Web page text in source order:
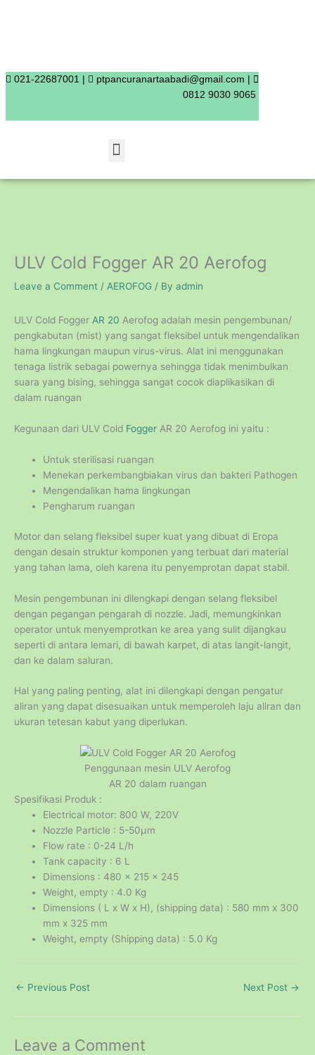
021-22687001 |
ptpancuranartaabadi@gmail.com |
0812 9030 9065
Menu
ULV Cold Fogger AR 20 Aerofog
Leave a Comment / AEROFOG / By admin
ULV Cold Fogger AR 20 Aerofog adalah mesin pengembunan/
pengkabutan (mist) yang sangat fleksibel untuk mengendalikan
hama lingkungan maupun virus-virus. Alat ini menggunakan
tenaga listrik sebagai powernya sehingga tidak menimbulkan
suara yang bising, sehingga sangat cocok diaplikasikan di
dalam ruangan
Kegunaan dari ULV Cold Fogger AR 20 Aerofog ini yaitu :
Untuk sterilisasi ruangan
Menekan perkembangbiakan virus dan bakteri Pathogen
Mengendalikan hama lingkungan
Pengharum ruangan
Motor dan selang fleksibel super kuat yang dibuat di Eropa
dengan desain struktur komponen yang terbuat dari material
yang tahan lama, oleh karena itu penyemprotan dapat stabil.
Mesin pengembunan ini dilengkapi dengan selang fleksibel
dengan pegangan pengarah di nozzle. Jadi, memungkinkan
operator untuk menyemprotkan ke area yang sulit dijangkau
seperti di antara lemari, di bawah karpet, di atas langit-langit,
dan ke dalam saluran.
Hal yang paling penting, alat ini dilengkapi dengan pengatur
aliran yang dapat disesuaikan untuk memperoleh laju aliran dan
ukuran tetesan kabut yang diperlukan.
Penggunaan mesin ULV Aerofog
AR 20 dalam ruangan
Spesifikasi Produk :
Electrical motor: 800 W, 220V
Nozzle Particle : 5-50μm
Flow rate : 0-24 L/h
Tank capacity : 6 L
Dimensions : 480 x 215 x 245
Weight, empty : 4.0 Kg
Dimensions ( L x W x H), (shipping data) : 580 mm x 300
mm x 325 mm
Weight, empty (Shipping data) : 5.0 Kg
← Previous Post Next Post →
Leave a Comment